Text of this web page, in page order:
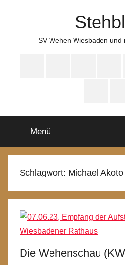
SV Wehen Wiesbaden und
Menü
Schlagwort: Michael Akoto
Die Wehenschau